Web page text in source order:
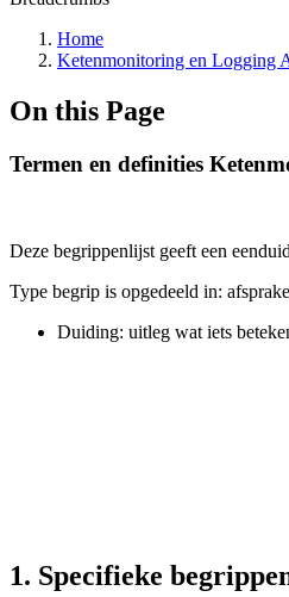
Home
Ketenmonitoring en Logging
On this Page
Termen en definities
Deze begrippenlijst geeft een
Type begrip is opgedeeld in:
Duiding: uitleg wat iets
1. Specifieke